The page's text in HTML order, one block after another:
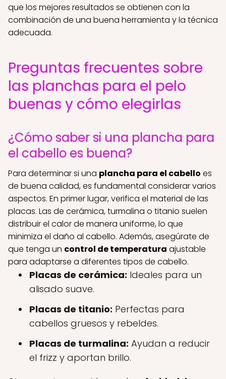
que los mejores resultados se obtienen con la
combinación de una buena herramienta y la técnica
adecuada.
Preguntas frecuentes sobre
las planchas para el pelo
buenas y cómo elegirlas
¿Cómo saber si una plancha para
el cabello es buena?
Para determinar si una plancha para el cabello es
de buena calidad, es fundamental considerar varios
aspectos. En primer lugar, verifica el material de las
placas. Las de cerámica, turmalina o titanio suelen
distribuir el calor de manera uniforme, lo que
minimiza el daño al cabello. Además, asegúrate de
que tenga un control de temperatura ajustable
para adaptarse a diferentes tipos de cabello.
Placas de cerámica: Ideales para un
alisado suave.
Placas de titanio: Perfectas para
cabellos gruesos y rebeldes.
Placas de turmalina: Ayudan a reducir
el frizz y aportan brillo.